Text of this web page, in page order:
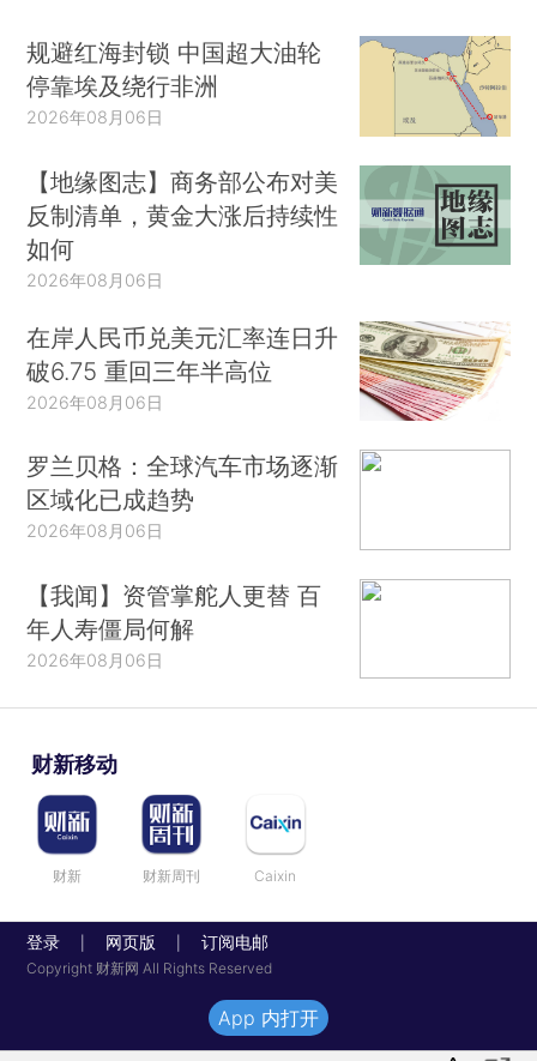
规避红海封锁 中国超大油轮
停靠埃及绕行非洲
2026年08月06日
【地缘图志】商务部公布对美
反制清单，黄金大涨后持续性
如何
2026年08月06日
在岸人民币兑美元汇率连日升
破6.75 重回三年半高位
2026年08月06日
罗兰贝格：全球汽车市场逐渐
区域化已成趋势
2026年08月06日
【我闻】资管掌舵人更替 百
年人寿僵局何解
2026年08月06日
财新移动
财新 财新周刊 Caixin
登录 网页版 订阅电邮
Copyright 财新网 All Rights Reserved
App 内打开